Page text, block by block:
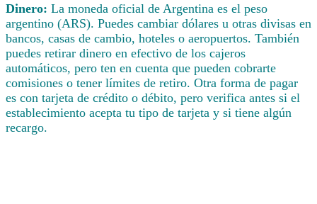
Dinero: La moneda oficial de Argentina es el peso
argentino (ARS). Puedes cambiar dólares u otras divisas en
bancos, casas de cambio, hoteles o aeropuertos. También
puedes retirar dinero en efectivo de los cajeros
automáticos, pero ten en cuenta que pueden cobrarte
comisiones o tener límites de retiro. Otra forma de pagar
es con tarjeta de crédito o débito, pero verifica antes si el
establecimiento acepta tu tipo de tarjeta y si tiene algún
recargo.